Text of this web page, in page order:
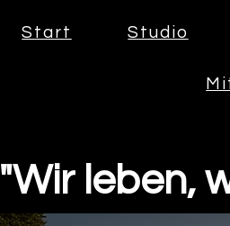
Start Studio
"Wir leben,